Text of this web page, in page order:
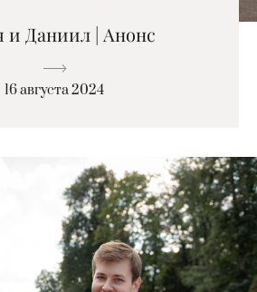
и Даниил | Анонс
16 августа 2024